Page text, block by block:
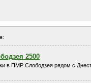
:
2500
в ПМР Слободзея рядом с